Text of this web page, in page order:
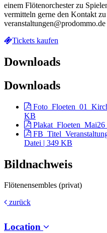
einem Flötenorchester zu
vermitteln gerne den Kontakt
veranstaltungen@prodommo.de
Tickets kaufen
Downloads
Downloads
KB
Datei | 349 KB
Bildnachweis
Flötenensembles (privat)
zurück
Location